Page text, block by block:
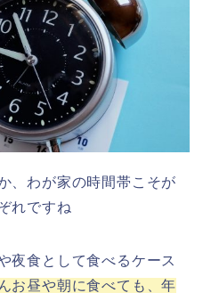
、わが家の時間帯こそが
れですね
夜食として食べるケース
お昼や朝に食べても、年